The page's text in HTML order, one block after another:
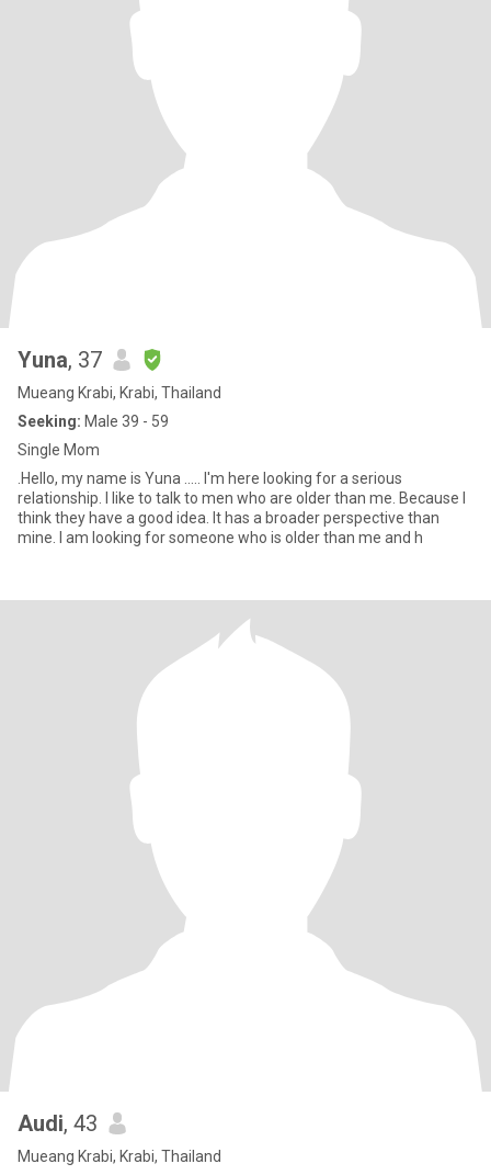
Yuna, 37
Mueang Krabi, Krabi, Thailand
Seeking: Male 39 - 59
Single Mom
.Hello, my name is Yuna ..... I'm here looking for a serious
relationship. I like to talk to men who are older than me. Because I
think they have a good idea. It has a broader perspective than
mine. I am looking for someone who is older than me and h
Audi, 43
Mueang Krabi, Krabi, Thailand